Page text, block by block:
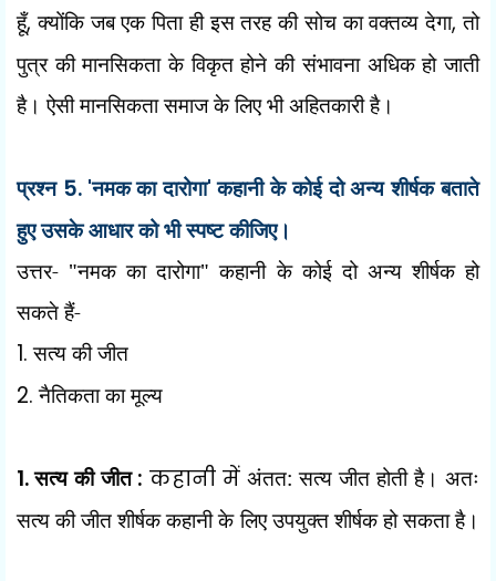
हूँ,क्योंकि जब एक पिता ही इस तरह की सोच का वक्तव्य देगा,तो
पुत्र की मानसिकता के विकृत होने की संभावना अधिक हो जाती
है। ऐसी मानसिकता समाज के लिए भी अहितकारी है।
प्रश्न 5. 'नमक का दारोगा'कहानी के कोई दो अन्य शीर्षक बताते
हुए उसके आधार को भी स्पष्ट कीजिए।
उत्तर- "नमक का दारोगा" कहानी के कोई दो अन्य शीर्षक हो
सकते हैं-
1.सत्य की जीत
2.नैतिकता का मूल्य
1.सत्य की जीत: कहानी में अंतत: सत्य जीत होती है। अतः
सत्य की जीत शीर्षक कहानी के लिए उपयुक्त शीर्षक हो सकता है।